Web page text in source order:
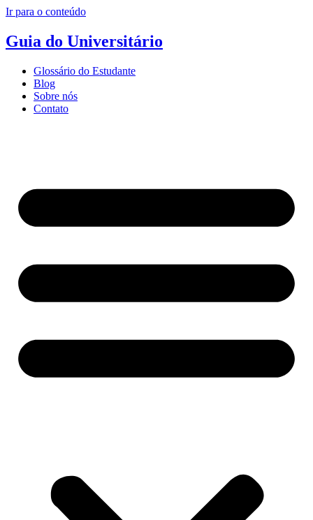
Ir para o conteúdo
Guia do Universitário
Glossário do Estudante
Blog
Sobre nós
Contato